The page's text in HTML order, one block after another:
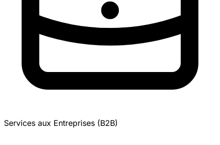
Services aux Entreprises (B2B)